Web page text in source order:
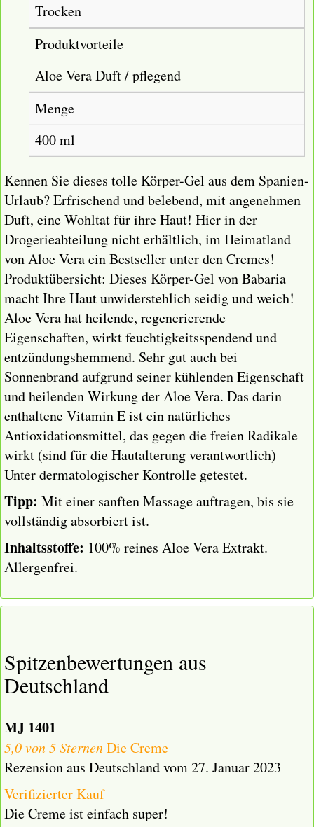
Trocken
Produktvorteile
Aloe Vera Duft / pflegend
Menge
400 ml
Kennen Sie dieses tolle Körper-Gel aus dem Spanien-
Urlaub? Erfrischend und belebend, mit angenehmen
Duft, eine Wohltat für ihre Haut! Hier in der
Drogerieabteilung nicht erhältlich, im Heimatland
von Aloe Vera ein Bestseller unter den Cremes!
Produktübersicht: Dieses Körper-Gel von Babaria
macht Ihre Haut unwiderstehlich seidig und weich!
Aloe Vera hat heilende, regenerierende
Eigenschaften, wirkt feuchtigkeitsspendend und
entzündungshemmend. Sehr gut auch bei
Sonnenbrand aufgrund seiner kühlenden Eigenschaft
und heilenden Wirkung der Aloe Vera. Das darin
enthaltene Vitamin E ist ein natürliches
Antioxidationsmittel, das gegen die freien Radikale
wirkt (sind für die Hautalterung verantwortlich)
Unter dermatologischer Kontrolle getestet.
Tipp: Mit einer sanften Massage auftragen, bis sie
vollständig absorbiert ist.
Inhaltsstoffe: 100% reines Aloe Vera Extrakt.
Allergenfrei.
Spitzenbewertungen aus
Deutschland
MJ 1401
5,0 von 5 SternenDie Creme
Rezension aus Deutschland vom 27. Januar 2023
Verifizierter Kauf
Die Creme ist einfach super!